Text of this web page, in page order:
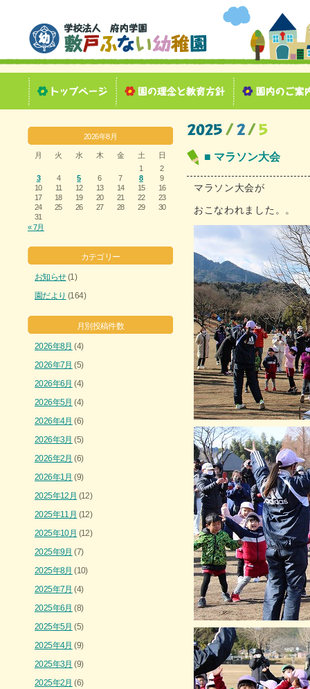
2026年8月
月 火 水 木 金 土
日
1
2
3
4 5 6 7 8
9
10
11 12 13 14 15
16
17
18 19 20 21 22
23
24
25 26 27 28 29
30
31
« 7月
カテゴリー
お知らせ(1)
園だより (164)
月別投稿件数
2026年8月 (4)
2026年7月 (5)
2026年6月 (4)
2026年5月 (4)
2026年4月 (6)
2026年3月 (5)
2026年2月 (6)
2026年1月 (9)
2025年12月 (12)
2025年11月 (12)
2025年10月 (12)
2025年9月 (7)
2025年8月 (10)
2025年7月 (4)
2025年6月 (8)
2025年5月 (5)
2025年4月 (9)
2025年3月 (9)
2025年2月 (6)
■ マラソン大会
マラソン大会が
おこなわれました。。